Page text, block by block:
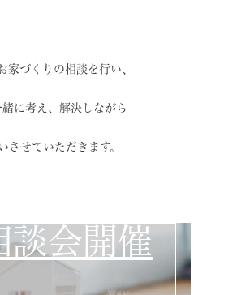
家づくりの相談を行い、
に考え、解決しながら
させていただきます。
談会開催